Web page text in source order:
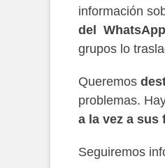
información
del
grupos lo
Queremos
problemas.
a la vez a sus
Seguiremos